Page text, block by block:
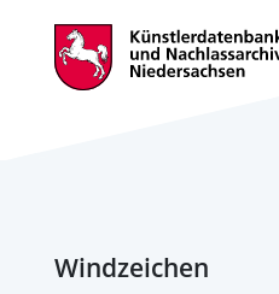
Windzeichen